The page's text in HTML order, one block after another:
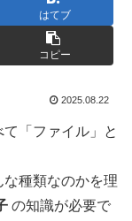
はてブ
コピー
2025.08.22
「ファイル」と
種類なのかを理
の知識が必要で